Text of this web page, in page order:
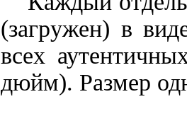
(загружен) в
всех
дюйм). Размер